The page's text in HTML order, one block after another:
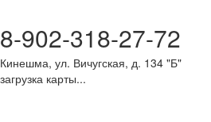
8-902-318-27-72
Кинешма, ул. Вичугская, д. 134 "Б"
загрузка карты...